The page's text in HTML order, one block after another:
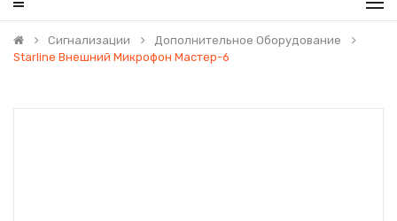
Сигнализации
Дополнительное Оборудование
Starline Внешний Микрофон Мастер-6